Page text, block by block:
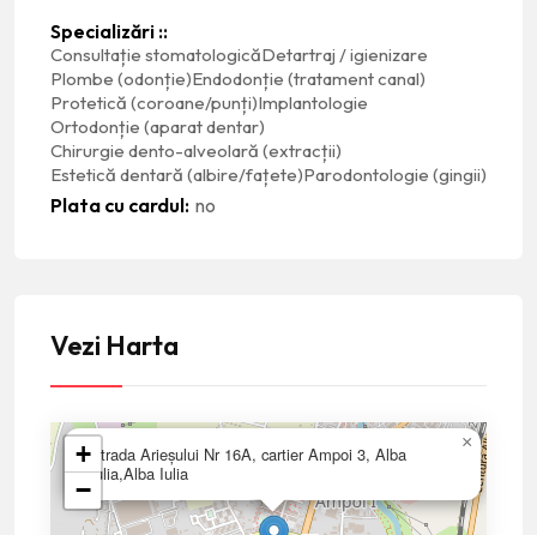
Specializări :
Consultație stomatologicăDetartraj / igienizare
Plombe (odonție)Endodonție (tratament canal)
Protetică (coroane/punți)Implantologie
Ortodonție (aparat dentar)
Chirurgie dento-alveolară (extracții)
Estetică dentară (albire/fațete)Parodontologie (gingii)
Plata cu cardul no
Vezi Harta
Strada Arieșului Nr 16A, cartier Ampoi 3, Alba
Iulia,Alba Iulia
×
+
−